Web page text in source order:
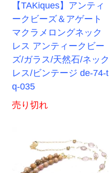
【TAKiques】アンティ
ークビーズ＆アゲート
マクラメロングネック
レス アンティークビー
ズ/ガラス/天然石/ネック
レス/ビンテージ de-74-t
q-035
売り切れ